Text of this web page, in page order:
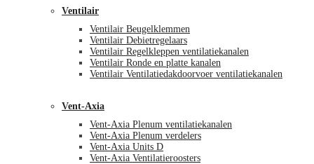
Ventilair
Ventilair Beugelklemmen
Ventilair Debietregelaars
Ventilair Regelkleppen ventilatiekanalen
Ventilair Ronde en platte kanalen
Ventilair Ventilatiedakdoorvoer ventilatiekanalen
Vent-Axia
Vent-Axia Plenum ventilatiekanalen
Vent-Axia Plenum verdelers
Vent-Axia Units D
Vent-Axia Ventilatieroosters